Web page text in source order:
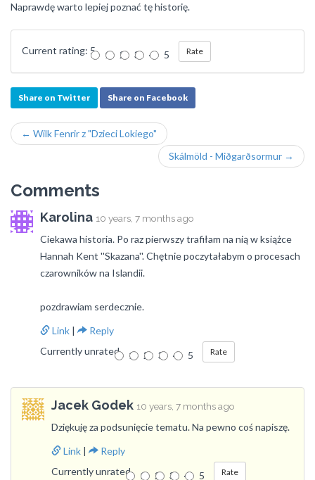
Naprawdę warto lepiej poznać tę historię.
Current rating: 5 1 2 3 4 5
Share on Twitter Share on Facebook
← Wilk Fenrir z "Dzieci Lokiego"
Skálmöld - Miðgarðsormur →
Comments
Karolina 10 years, 7 months ago
Ciekawa historia. Po raz pierwszy trafiłam na nią w książce
Hannah Kent ''Skazana''. Chętnie poczytałabym o procesach
czarowników na Islandii.
pozdrawiam serdecznie.
Link |
Reply
Currently unrated
1 2 3 4 5
Jacek Godek 10 years, 7 months ago
Dziękuję za podsunięcie tematu. Na pewno coś napiszę.
Link |
Reply
Currently unrated
1 2 3 4 5